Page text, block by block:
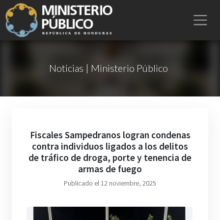
Noticias | Ministerio Público
Fiscales Sampedranos logran condenas
contra individuos ligados a los delitos
de tráfico de droga, porte y tenencia de
armas de fuego
Publicado el 12 noviembre, 2025